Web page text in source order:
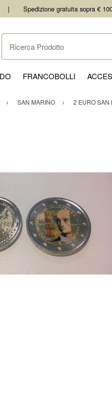
Spedizione gratuita sopra €
Ricerca Prodotto
FRANCOBOLLI
SAN MARINO 2 EURO SAN